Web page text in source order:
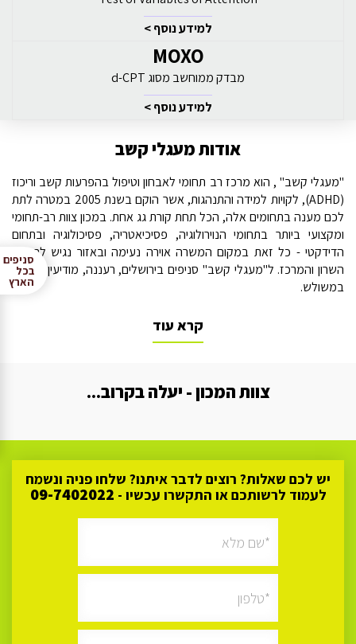
למידע נוסף >
MOXO
מבדק ממוחשב מסוג d-CPT
למידע נוסף >
אודות מעגלי קשב
"מעגלי קשב" , הוא מרכז רב תחומי לאבחון וטיפול בהפרעות קשב וריכוז
(ADHD), לקויות למידה והתנהגות, אשר הוקם בשנת 2005 במטרה לתת
לכם מענה בתחומים אלה, הכל תחת קורת גג אחת. במכון צוות רב-תחומי
ומקצועי ביותר בתחומי הנוירולוגיה, פסיכיאטריה, פסיכולוגיה ובתחום
הדידקטי - כל זאת במקום המשרה אוירה נעימה ובאזור נגיש לתושבי
השרון והמרכז. ל"מעגלי קשב" סניפים בירושלים, רעננה, מודיעין ובטירה
במשולש.
קרא עוד
צוות המכון - יעלה בקרוב...
יש לכם שאלות? רוצים לדבר איתנו? שלחו פניה ונשמח
לעמוד לרשותכם או התקשרו עכשיו -
סניפים
בכל
הארץ